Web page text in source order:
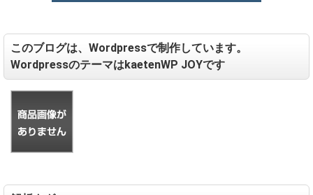
このブログは、Wordpressで制作しています。
WordpressのテーマはkaetenWP JOYです